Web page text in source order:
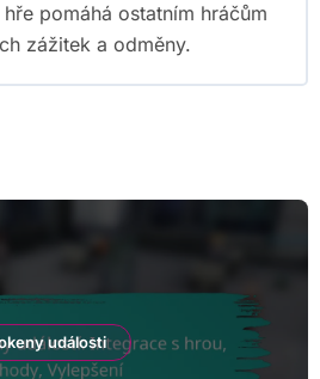
pomáhá ostatním hráčům
zážitek a odměny.
události